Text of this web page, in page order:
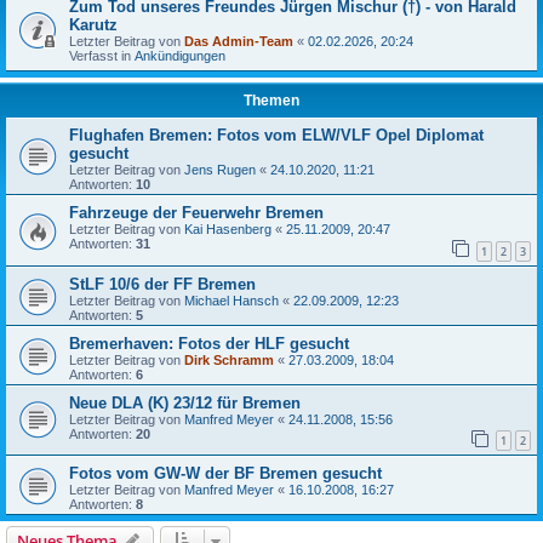
Zum Tod unseres Freundes Jürgen Mischur (†) - von Harald
Karutz
Letzter Beitrag von Das Admin-Team « 02.02.2026, 20:24
Verfasst in Ankündigungen
Themen
Flughafen Bremen: Fotos vom ELW/VLF Opel Diplomat
gesucht
Letzter Beitrag von Jens Rugen « 24.10.2020, 11:21
Antworten: 10
Fahrzeuge der Feuerwehr Bremen
Letzter Beitrag von Kai Hasenberg « 25.11.2009, 20:47
Antworten: 31 1 2 3
StLF 10/6 der FF Bremen
Letzter Beitrag von Michael Hansch « 22.09.2009, 12:23
Antworten: 5
Bremerhaven: Fotos der HLF gesucht
Letzter Beitrag von Dirk Schramm « 27.03.2009, 18:04
Antworten: 6
Neue DLA (K) 23/12 für Bremen
Letzter Beitrag von Manfred Meyer « 24.11.2008, 15:56
Antworten: 20 1 2
Fotos vom GW-W der BF Bremen gesucht
Letzter Beitrag von Manfred Meyer « 16.10.2008, 16:27
Antworten: 8